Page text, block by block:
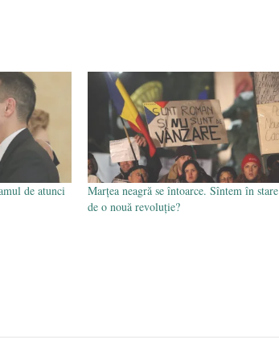
de atunci
Marțea neagră se întoarce. Sîntem în stare
de o nouă revoluție?